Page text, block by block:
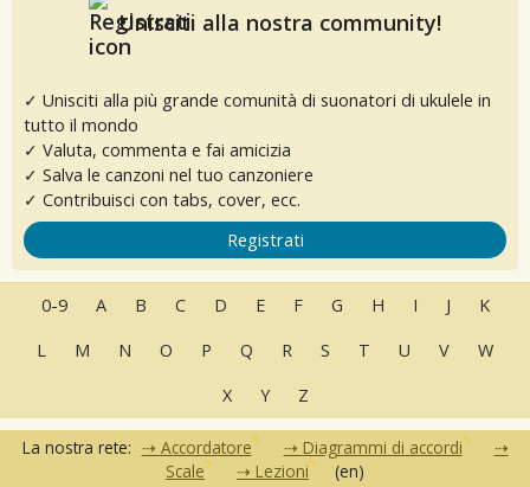
Unisciti alla nostra community!
✓ Unisciti alla più grande comunità di suonatori di ukulele in
tutto il mondo
✓ Valuta, commenta e fai amicizia
✓ Salva le canzoni nel tuo canzoniere
✓ Contribuisci con tabs, cover, ecc.
Registrati
0-9 A B C D E F G H I J
K
L
M N O P Q R S T U V
W
X
Y Z
La nostra rete: Accordatore
Diagrammi di accordi
Scale
Lezioni (en)